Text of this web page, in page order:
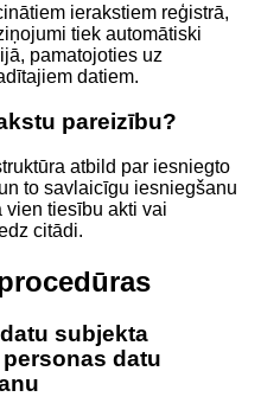
ierakstiem reģistrā,
tiek automātiski
pamatojoties uz
datiem.
pareizību?
atbild par iesniegto
to savlaicīgu iesniegšanu
vien tiesību akti vai
citādi.
subjekta
datu